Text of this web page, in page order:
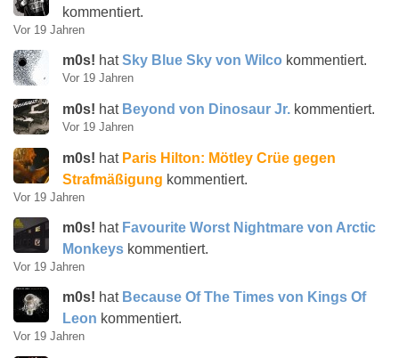
kommentiert.
Vor 19 Jahren
m0s! hatSky Blue Sky von Wilco kommentiert.
Vor 19 Jahren
m0s! hat Beyond von Dinosaur Jr. kommentiert.
Vor 19 Jahren
m0s! hat Paris Hilton: Mötley Crüe gegen
Strafmäßigung kommentiert.
Vor 19 Jahren
m0s! hat Favourite Worst Nightmare von Arctic
Monkeys kommentiert.
Vor 19 Jahren
m0s! hat Because Of The Times von Kings Of
Leon kommentiert.
Vor 19 Jahren